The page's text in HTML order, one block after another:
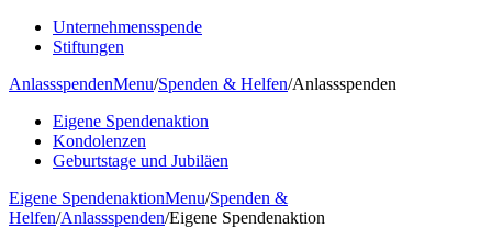
Unternehmensspende
Stiftungen
AnlassspendenMenu/Spenden & Helfen/Anlassspenden
Eigene Spendenaktion
Kondolenzen
Geburtstage und Jubiläen
Eigene SpendenaktionMenu/Spenden &
Helfen/Anlassspenden/Eigene Spendenaktion